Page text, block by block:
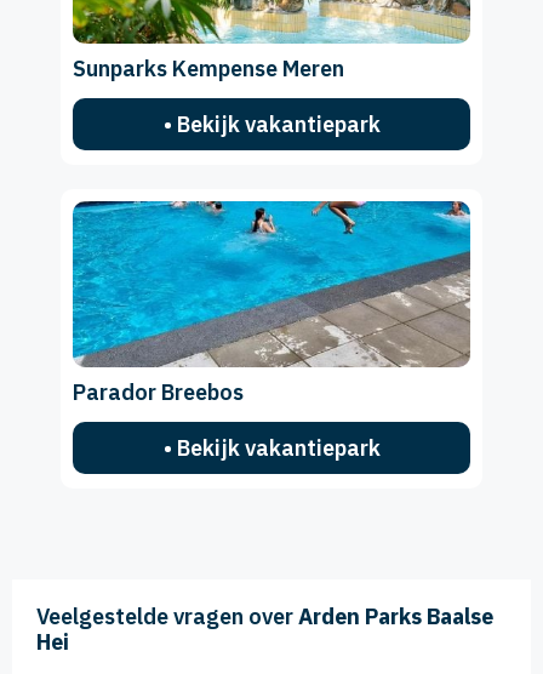
Sunparks Kempense Meren
• Bekijk vakantiepark
Parador Breebos
• Bekijk vakantiepark
Veelgestelde vragen overArden Parks Baalse
Hei